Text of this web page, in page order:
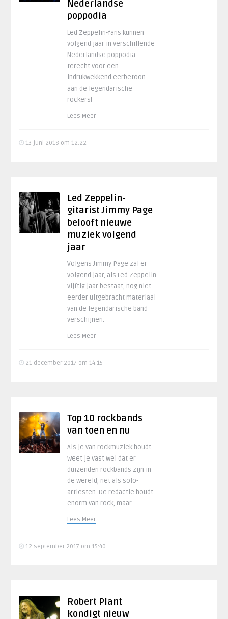
Nederlandse
poppodia
Led Zeppelin-fans kunnen
volgend jaar in verschillende
Nederlandse poppodia
terecht voor een
indrukwekkend eerbetoon
aan de legendarische
rockers!
Lees Meer
13 juni 2018 om 12:22
Led Zeppelin-
gitarist Jimmy Page
belooft nieuwe
muziek volgend
jaar
Volgens Jimmy Page zal er
volgend jaar, als Led Zeppelin
vijftig jaar bestaat, nog niet
eerder uitgebracht materiaal
van de legendarische band
verschijnen.
Lees Meer
21 december 2017 om 14:15
Top 10 rockbands
van toen en nu
Als je van rockmuziek houdt
weet je vast wel dat er
duizenden rockbands zijn in
de wereld, net als solo-
artiesten. De redactie houdt
enorm van rock, maar ..
Lees Meer
12 september 2017 om 15:40
Robert Plant
kondigt nieuw